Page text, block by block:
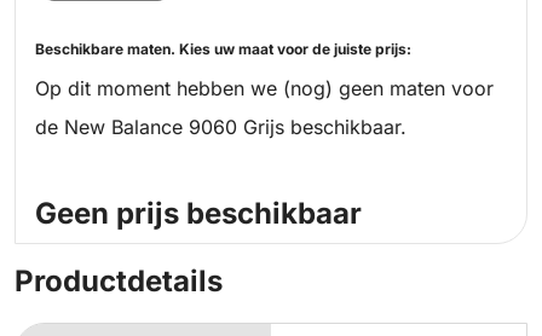
Beschikbare maten. Kies uw maat voor de juiste prijs:
Op dit moment hebben we (nog) geen maten voor
de New Balance 9060 Grijs beschikbaar.
Geen prijs beschikbaar
Productdetails